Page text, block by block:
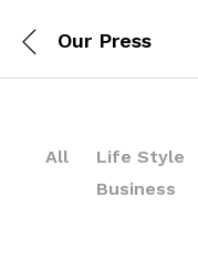
Our Press
All Life Style
Business